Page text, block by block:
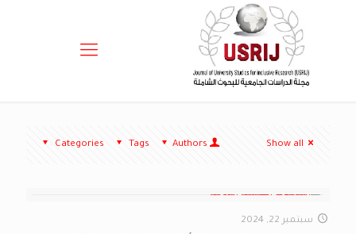
Categories Tags Authors Show all
سبتمبر 22, 2024